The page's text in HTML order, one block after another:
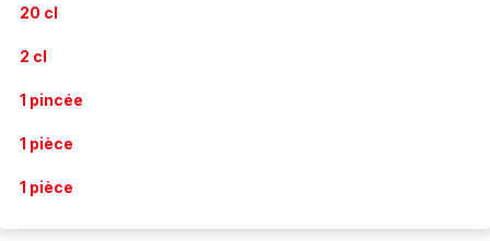
20 cl
2 cl
1 pincée
1 pièce
1 pièce